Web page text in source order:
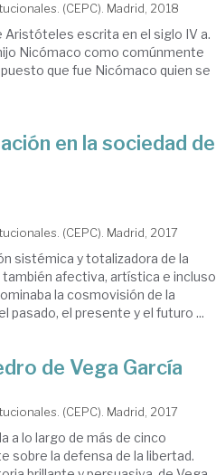
(CEPC). Madrid, 2018
Aristóteles escrita en el siglo IV a.
Nicómaco como comúnmente
que fue Nicómaco quien se
en la sociedad de
(CEPC). Madrid, 2017
sistémica y totalizadora de la
afectiva, artística e incluso
la cosmovisión de la
pasado, el presente y el futuro ...
de Vega García
(CEPC). Madrid, 2017
a lo largo de más de cinco
sobre la defensa de la libertad.